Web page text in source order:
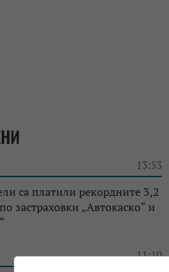
13:53
са платили рекордните 3,2
застраховки „Автокаско“ и
11:10